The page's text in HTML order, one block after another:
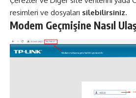
resimleri ve dosyaları silebilirsiniz.
Modem Geçmişine Nasıl